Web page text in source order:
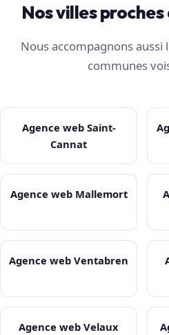
Nos villes
Nous accompagnons aussi
communes
Agence web Saint-
Cannat
Agence web Mallemort
Agence web Ventabren
Agence web Velaux